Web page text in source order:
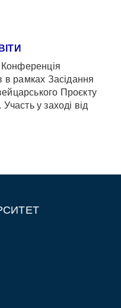
Конференція
в рамках Засідання
Проєкту
у заході від